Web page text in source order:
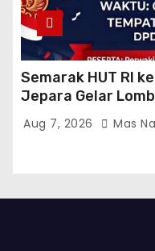
Semarak HUT RI
Jepara Gelar
Se-Kabupaten
Aug 7, 2026 Mas